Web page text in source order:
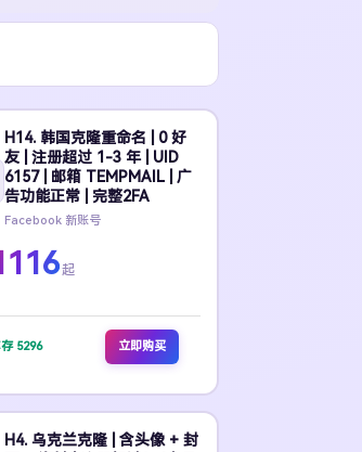
H14. 韩国克隆重命名 | 0 好
友 | 注册超过 1-3 年 | UID
6157 | 邮箱 TEMPMAIL | 广
告功能正常 | 完整2FA
Facebook 新账号
起
5296 立即购买
H4. 乌克兰克隆 | 含头像 + 封